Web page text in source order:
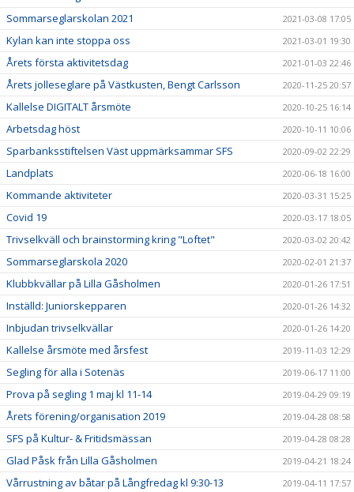
Sommarseglarskolan 2021 2021-03-08 17:05
Kylan kan inte stoppa oss 2021-03-01 19:30
Årets första aktivitetsdag 2021-01-03 22:46
Årets jolleseglare på Västkusten, Bengt Carlsson 2020-11-25 20:57
Kallelse DIGITALT årsmöte 2020-10-25 16:14
Arbetsdag höst 2020-10-11 10:06
Sparbanksstiftelsen Väst uppmärksammar SFS 2020-09-02 22:29
Landplats 2020-06-18 16:00
Kommande aktiviteter 2020-03-31 15:25
Covid 19 2020-03-17 18:05
Trivselkväll och brainstorming kring "Loftet" 2020-03-02 20:42
Sommarseglarskola 2020 2020-02-01 21:37
Klubbkvällar på Lilla Gåsholmen 2020-01-26 17:51
Inställd: Juniorskepparen 2020-01-26 14:32
Inbjudan trivselkvällar 2020-01-26 14:20
Kallelse årsmöte med årsfest 2019-11-03 12:29
Segling för alla i Sotenäs 2019-06-17 11:00
Prova på segling 1 maj kl 11-14 2019-04-29 09:19
Årets förening/organisation 2019 2019-04-28 08:58
SFS på Kultur- & Fritidsmässan 2019-04-28 08:28
Glad Påsk från Lilla Gåsholmen 2019-04-21 18:24
Vårrustning av båtar på Långfredag kl 9:30-13 2019-04-11 17:57